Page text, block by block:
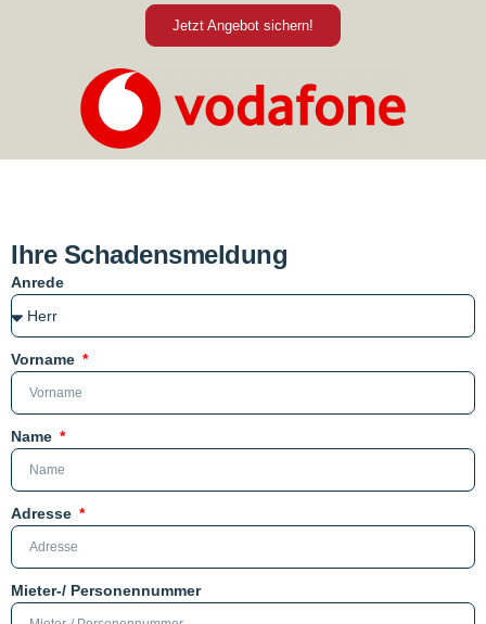
Jetzt Angebot sichern!
Ihre Schadensmeldung
Anrede
Vorname
Name
Adresse
Mieter-/ Personennummer